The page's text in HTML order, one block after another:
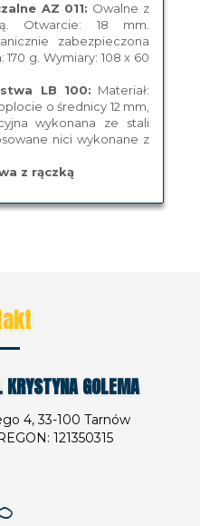
AZ 011: Owalne z
Otwarcie: 18 mm.
zabezpieczona
g. Wymiary: 108 x 60
LB 100: Materiał:
o średnicy 12 mm,
wykonana ze stali
nici wykonane z
z rączką
GOLEMA
4, 33-100 Tarnów
121350315